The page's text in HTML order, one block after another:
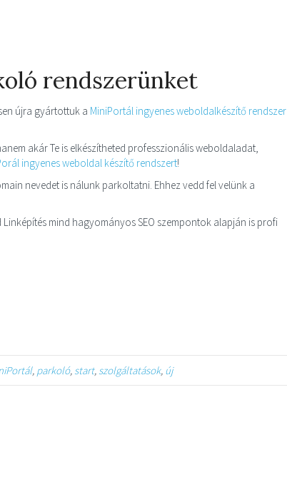
rendszerünket
újra gyártottuk a MiniPortál ingyenes weboldalkészítő rendszer
akár Te is elkészítheted professzionális weboldaladat,
ingyenes weboldal készítő rendszert!
nevedet is nálunk parkoltatni. Ehhez vedd fel velünk a
mind hagyományos SEO szempontok alapján is profi
, parkoló, start, szolgáltatások, új